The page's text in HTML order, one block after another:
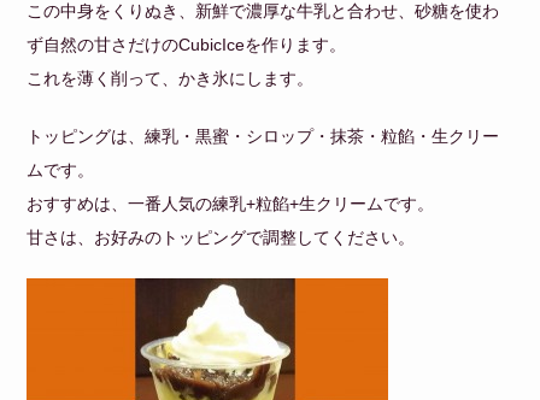
この中身をくりぬき、新鮮で濃厚な牛乳と合わせ、砂糖を使わ
ず自然の甘さだけのCubicIceを作ります。
これを薄く削って、かき氷にします。
トッピングは、練乳・黒蜜・シロップ・抹茶・粒餡・生クリー
ムです。
おすすめは、一番人気の練乳+粒餡+生クリームです。
甘さは、お好みのトッピングで調整してください。